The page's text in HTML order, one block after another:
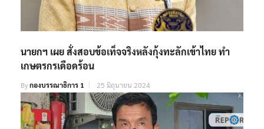
นายกฯ เผย สั่งสอบข้อเท็จจริงหลังกุ้งทะลักเข้าไทย ทำ
เกษตรกรเดือดร้อน
Byกองบรรณาธิการ 1 25 มิถุนายน 2024